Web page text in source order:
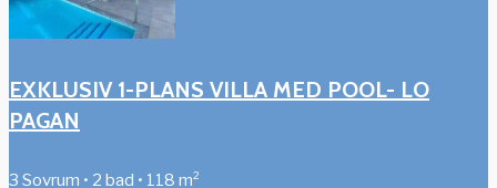
EXKLUSIV 1-PLANS VILLA MED POOL- LO
PAGAN
3 Sovrum • 2 bad • 118 m²